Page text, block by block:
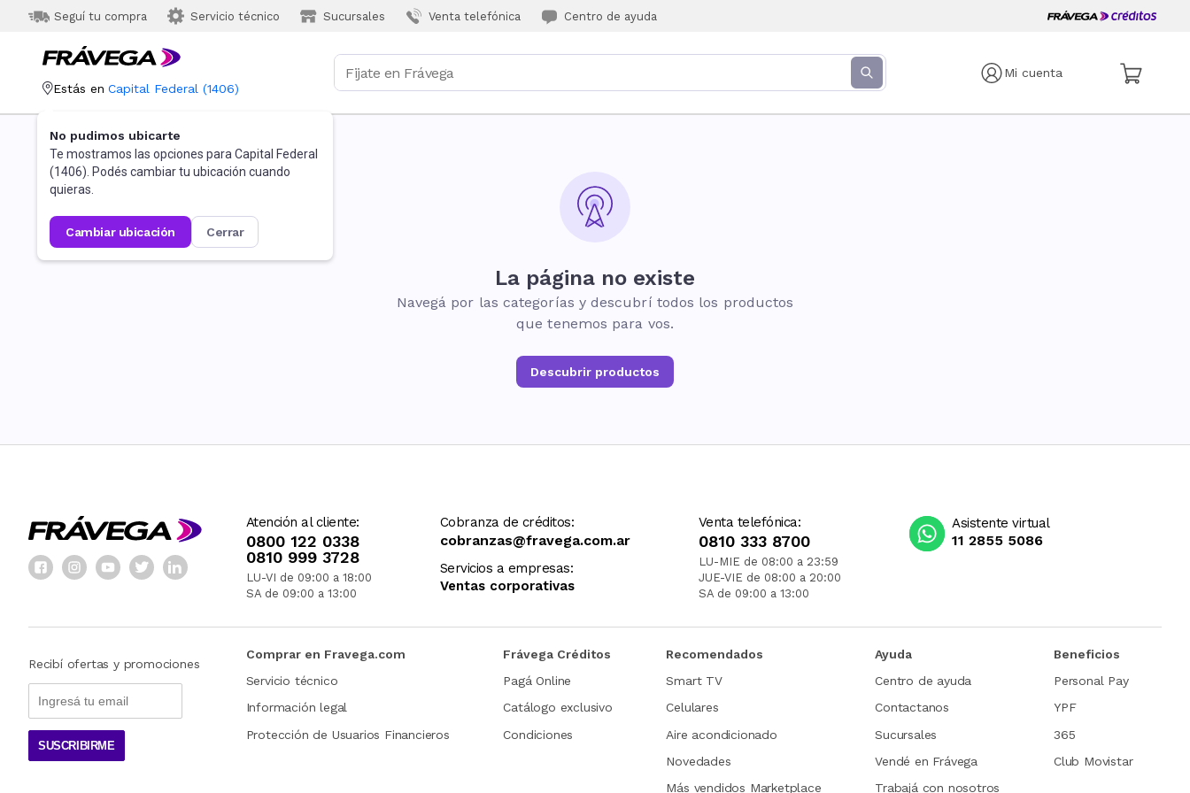
Seguí tu compra Servicio técnico Sucursales Venta telefónica Centro de ayuda
Mi cuenta
Estás en Capital Federal (1406)
No pudimos ubicarte
Te mostramos las opciones para Capital Federal
(1406). Podés cambiar tu ubicación cuando
quieras.
cambiar ubicación cerrar
La página no existe
Navegá por las categorías y descubrí todos los productos
que tenemos para vos.
Descubrir productos
Atención al cliente:
0800 122 0338
0810 999 3728
LU-VI de 09:00 a 18:00
SA de 09:00 a 13:00
Cobranza de créditos:
cobranzas@fravega.com.ar
Servicios a empresas:
Ventas corporativas
Venta telefónica:
0810 333 8700
LU-MIE de 08:00 a 23:59
JUE-VIE de 08:00 a 20:00
SA de 09:00 a 13:00
Asistente virtual
11 2855 5086
Recibí ofertas y promociones
SUSCRIBIRME
Comprar en Fravega.com
Servicio técnico
Información legal
Protección de Usuarios Financieros
Frávega Créditos
Pagá Online
Catálogo exclusivo
Condiciones
Recomendados
Smart TV
Celulares
Aire acondicionado
Novedades
Más vendidos Marketplace
Ayuda
Centro de ayuda
Contactanos
Sucursales
Vendé en Frávega
Trabajá con nosotros
Beneficios
Personal Pay
YPF
365
Club Movistar